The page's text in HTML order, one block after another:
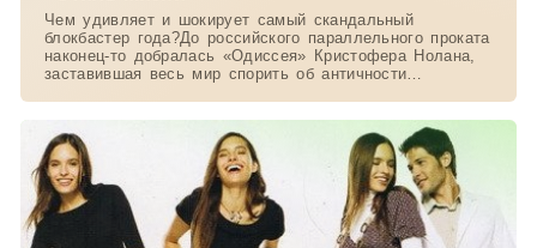
Чем удивляет и шокирует самый скандальный
блокбастер года?До российского параллельного проката
наконец-то добралась «Одиссея» Кристофера Нолана,
заставившая весь мир спорить об античности